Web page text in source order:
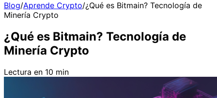
Blog/Aprende Crypto/¿Qué es Bitmain? Tecnología de
Minería Crypto
¿Qué es Bitmain? Tecnología de
Minería Crypto
Lectura en 10 min